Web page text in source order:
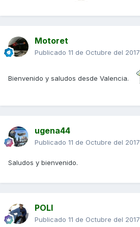
Motoret
Publicado 11 de Octubre del 2017
Bienvenido y saludos desde Valencia.
ugena44
Publicado 11 de Octubre del 2017
Saludos y bienvenido.
POLI
Publicado 11 de Octubre del 2017